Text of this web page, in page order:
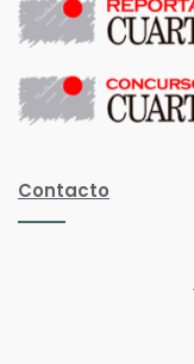
Contacto